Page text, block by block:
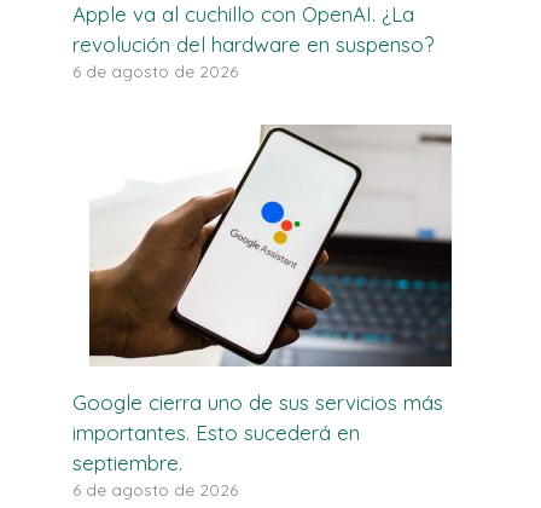
Apple va al cuchillo con OpenAI. ¿La
revolución del hardware en suspenso?
6 de agosto de 2026
Google cierra uno de sus servicios más
importantes. Esto sucederá en
septiembre.
6 de agosto de 2026